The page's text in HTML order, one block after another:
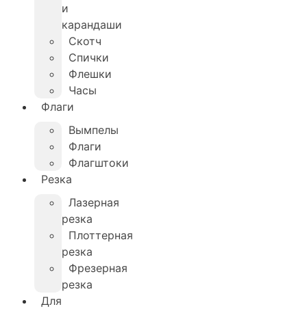
и
карандаши
Скотч
Спички
Флешки
Часы
Флаги
Вымпелы
Флаги
Флагштоки
Резка
Лазерная
резка
Плоттерная
резка
Фрезерная
резка
Для